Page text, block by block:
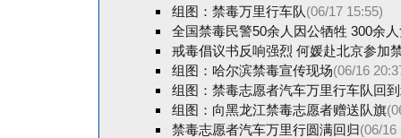
组图：禁毒万里行车队(06/17 15:55)
全国禁毒民警50余人因公牺牲 300余
戒毒倡议书反响强烈 何媛赴北京参加
组图：哈尔滨禁毒宣传现场(06/16
组图：禁毒志愿者汽车万里行车队回
组图：向黑龙江禁毒志愿者赠送队旗
禁毒志愿者汽车万里行圆满回归(06/16